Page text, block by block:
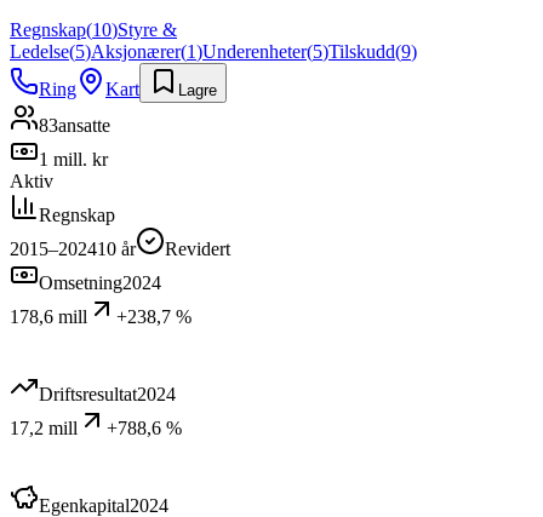
Regnskap(10)Styre &
Ledelse(5)Aksjonærer(1)Underenheter(5)Tilskudd(9)
Ring
Kart Lagre
83ansatte
1 mill. kr
Aktiv
Regnskap
2015–202410 år
Revidert
Omsetning2024
178,6 mill
+238,7 %
Driftsresultat2024
17,2 mill
+788,6 %
Egenkapital2024